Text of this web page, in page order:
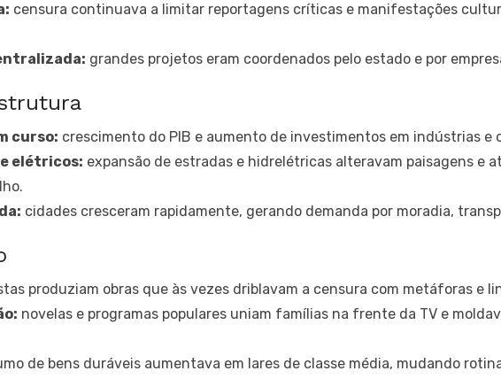
censura continuava a limitar reportagens críticas e manifestações
grandes projetos eram coordenados pelo estado e por
curso: crescimento do PIB e aumento de investimentos em indústrias e
elétricos: expansão de estradas e hidrelétricas alteravam paisagens e
cidades cresceram rapidamente, gerando demanda por moradia,
produziam obras que às vezes driblavam a censura com metáforas e
novelas e programas populares uniam famílias na frente da TV e
de bens duráveis aumentava em lares de classe média, mudando